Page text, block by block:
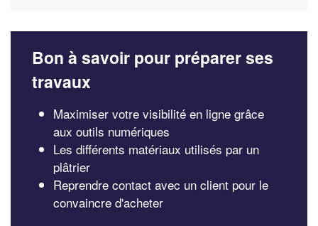
Bon à savoir pour préparer ses
travaux
Maximiser votre visibilité en ligne grâce
aux outils numériques
Les différents matériaux utilisés par un
plâtrier
Reprendre contact avec un client pour le
convaincre d'acheter